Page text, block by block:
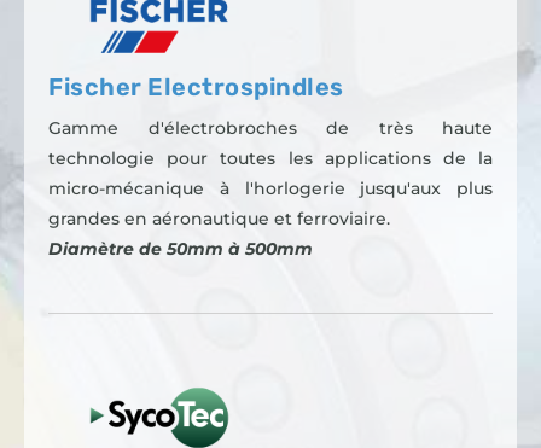
Fischer Electrospindles
Gamme d'électrobroches de très haute
technologie pour toutes les applications de la
micro-mécanique à l'horlogerie jusqu'aux plus
grandes en aéronautique et ferroviaire.
Diamètre de 50mm à 500mm